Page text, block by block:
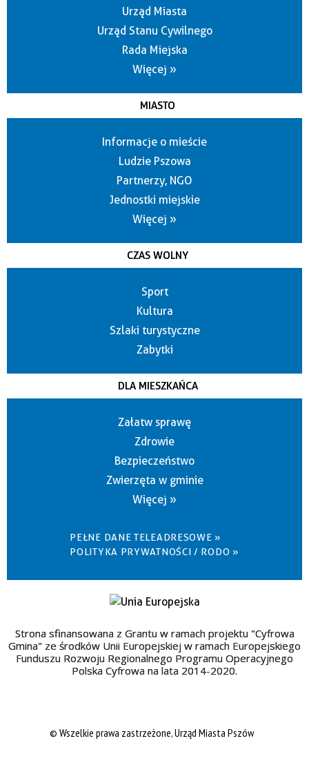
Urząd Miasta
Urząd Stanu Cywilnego
Rada Miejska
Więcej »
MIASTO
Informacje o mieście
Ludzie Pszowa
Partnerzy, NGO
Jednostki miejskie
Więcej »
CZAS WOLNY
Sport
Kultura
Szlaki turystyczne
Zabytki
DLA MIESZKAŃCA
Załatw sprawę
Zdrowie
Bezpieczeństwo
Zwierzęta w gminie
Więcej »
PEŁNE DANE TELEADRESOWE »
POLITYKA PRYWATNOŚCI / RODO »
Strona sfinansowana z Grantu w ramach projektu "Cyfrowa
Gmina" ze środków Unii Europejskiej w ramach Europejskiego
Funduszu Rozwoju Regionalnego Programu Operacyjnego
Polska Cyfrowa na lata 2014-2020.
© Wszelkie prawa zastrzeżone, Urząd Miasta Pszów